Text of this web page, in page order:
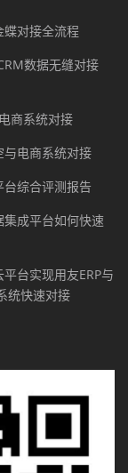
蝶对接全流程
数据无缝对接
商系统对接
与电商系统对接
台综合评测报告
集成平台如何快速
台实现用友ERP与
统快速对接